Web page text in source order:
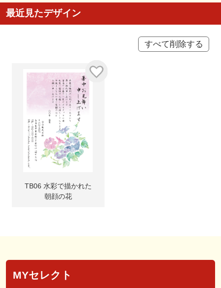
最近見たデザイン
すべて削除する
TB06 水彩で描かれた
朝顔の花
MYセレクト